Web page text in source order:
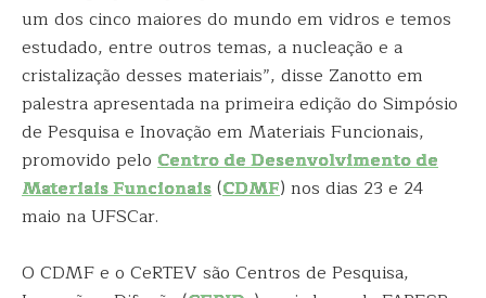
um dos cinco maiores do mundo em vidros e temos
estudado, entre outros temas, a nucleação e a
cristalização desses materiais”, disse Zanotto em
palestra apresentada na primeira edição do Simpósio
de Pesquisa e Inovação em Materiais Funcionais,
promovido pelo Centro de Desenvolvimento de
Materiais Funcionais(CDMF) nos dias 23 e 24
maio na UFSCar.
O CDMF e o CeRTEV são Centros de Pesquisa,